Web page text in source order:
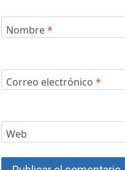
Nombre*
Correo electrónico *
Web